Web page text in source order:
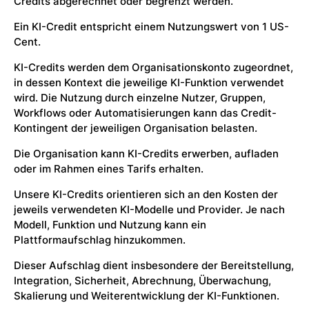
Ein KI-Credit entspricht einem Nutzungswert von 1 US-
Cent.
KI-Credits werden dem Organisationskonto zugeordnet,
in dessen Kontext die jeweilige KI-Funktion verwendet
wird. Die Nutzung durch einzelne Nutzer, Gruppen,
Workflows oder Automatisierungen kann das Credit-
Kontingent der jeweiligen Organisation belasten.
Die Organisation kann KI-Credits erwerben, aufladen
oder im Rahmen eines Tarifs erhalten.
Unsere KI-Credits orientieren sich an den Kosten der
jeweils verwendeten KI-Modelle und Provider. Je nach
Modell, Funktion und Nutzung kann ein
Plattformaufschlag hinzukommen.
Dieser Aufschlag dient insbesondere der Bereitstellung,
Integration, Sicherheit, Abrechnung, Überwachung,
Skalierung und Weiterentwicklung der KI-Funktionen.